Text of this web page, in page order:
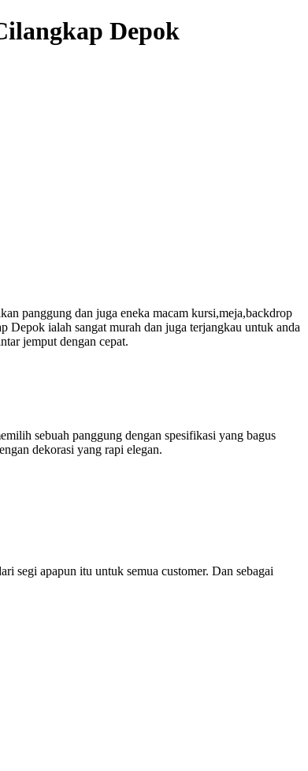
Depok
panggung dan juga eneka macam kursi,meja,backdrop
Depok ialah sangat murah dan juga terjangkau untuk anda
jemput dengan cepat.
sebuah panggung dengan spesifikasi yang bagus
dekorasi yang rapi elegan.
segi apapun itu untuk semua customer. Dan sebagai